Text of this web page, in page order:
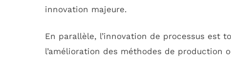
innovation majeure.
En parallèle, l’innovation de processus est
l’amélioration des méthodes de production